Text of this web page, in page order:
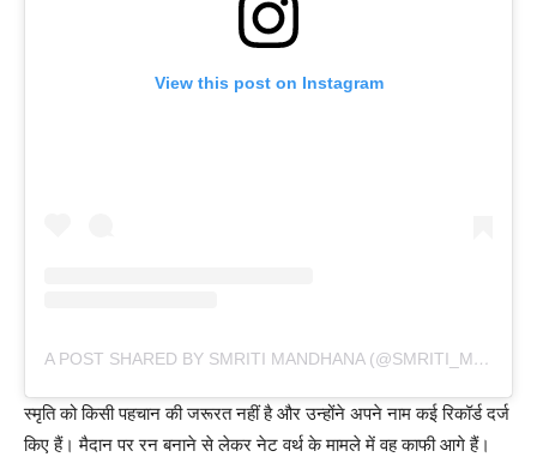
View this post on Instagram
A POST SHARED BY SMRITI MANDHANA (@SMRITI_MANDHANA)
स्मृति को किसी पहचान की जरूरत नहीं है और उन्होंने अपने नाम कई रिकॉर्ड दर्ज
किए हैं। मैदान पर रन बनाने से लेकर नेट वर्थ के मामले में वह काफी आगे हैं।